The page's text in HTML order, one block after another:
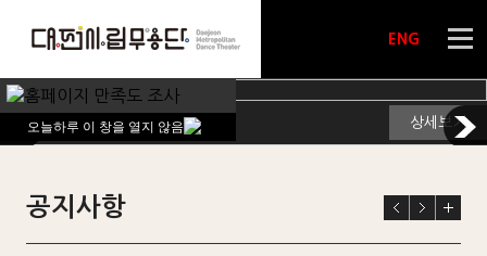
ENG
공지사항
오늘하루 이 창을 열지 않음
오늘하루 이 창을 열지 않음